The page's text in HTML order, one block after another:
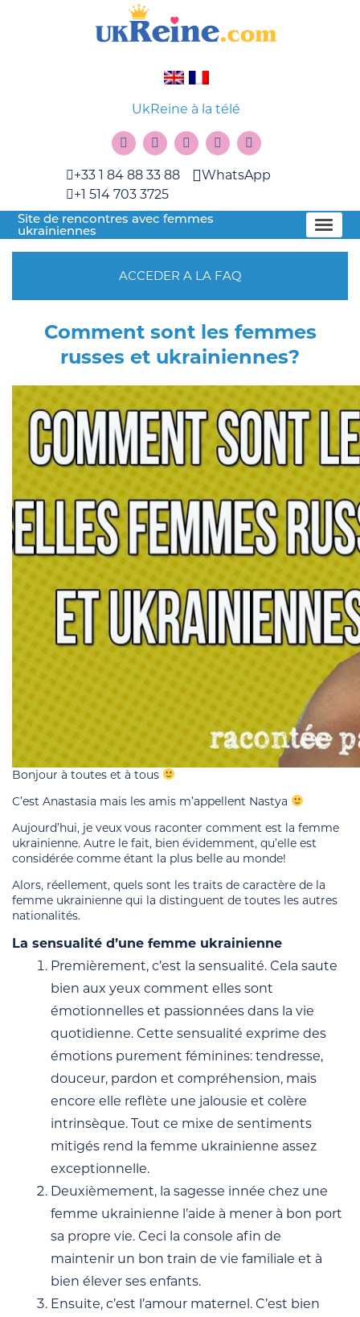
UkReine à la télé
+33 1 84 88 33 88
+1 514 703 3725
WhatsApp
Site de rencontres avec femmes
ukrainiennes
ACCEDER A LA FAQ
Сomment sont les femmes
russes et ukrainiennes?
Bonjour à toutes et à tous
C’est Anastasia mais les amis m’appellent Nastya
Aujourd’hui, je veux vous raconter comment est la femme
ukrainienne. Autre le fait, bien évidemment, qu’elle est
considérée comme étant la plus belle au monde!
Alors, réellement, quels sont les traits de caractère de la
femme ukrainienne qui la distinguent de toutes les autres
nationalités.
La sensualité d’une femme ukrainienne
Premièrement, c’est la sensualité. Cela saute
bien aux yeux comment elles sont
émotionnelles et passionnées dans la vie
quotidienne. Cette sensualité exprime des
émotions purement féminines: tendresse,
douceur, pardon et compréhension, mais
encore elle reflète une jalousie et colère
intrinsèque. Tout ce mixe de sentiments
mitigés rend la femme ukrainienne assez
exceptionnelle.
Deuxièmement, la sagesse innée chez une
femme ukrainienne l’aide à mener à bon port
sa propre vie. Ceci la console afin de
maintenir un bon train de vie familiale et à
bien élever ses enfants.
Ensuite, c’est l’amour maternel. C’est bien